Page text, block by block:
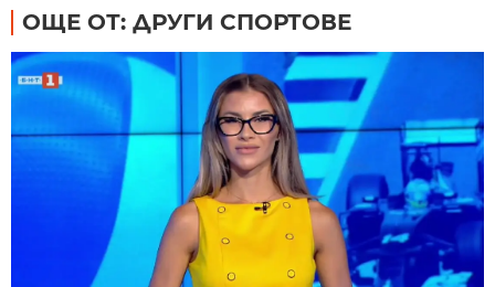
ОЩЕ ОТ: ДРУГИ СПОРТОВЕ